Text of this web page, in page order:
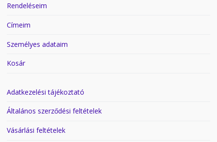
Rendeléseim
Címeim
Személyes adataim
Kosár
Adatkezelési tájékoztató
Általános szerződési feltételek
Vásárlási feltételek